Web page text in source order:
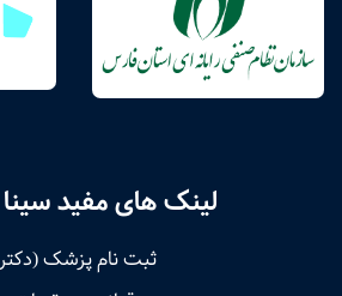
لینک های مفید
ثبت نام پزشک